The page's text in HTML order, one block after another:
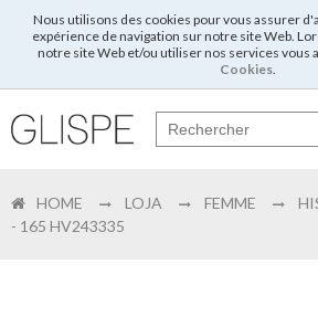
Nous utilisons des cookies pour vous assurer
expérience de navigation sur notre site Web.
notre site Web et/ou utiliser nos services vous
Cookies.
English
HOME LOJA FEMME
- 165 HV243335